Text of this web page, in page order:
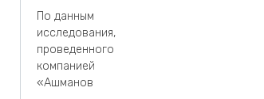
По данным
исследования,
проведенного
компанией
«Ашманов